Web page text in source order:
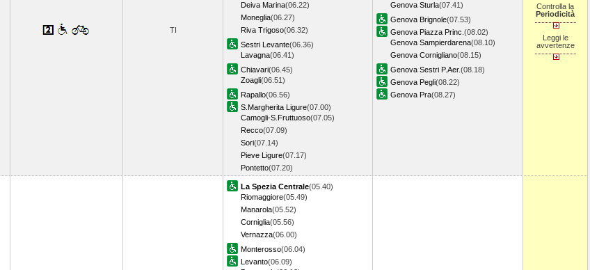
TI
Deiva Marina(06.22)
Moneglia(06.27)
Riva Trigoso(06.32)
Sestri Levante(06.36)
Lavagna(06.41)
Chiavari(06.45)
Zoagli(06.51)
Rapallo(06.56)
S.Margherita Ligure(07.00)
Camogli-S.Fruttuoso(07.05)
Recco(07.09)
Sori(07.14)
Pieve Ligure(07.17)
Pontetto(07.20)
Genova Sturla(07.41)
Genova Brignole(07.53)
Genova Piazza Princ. (08.02)
Genova Sampierdarena(08.10)
Genova Cornigliano(08.15)
Genova Sestri P.Aer.(08.18)
Genova Pegli(08.22)
Genova Pra(08.27)
Controlla la
Periodicità
Leggi le
avvertenze
La Spezia Centrale(05.40)
Riomaggiore(05.49)
Manarola(05.52)
Corniglia(05.56)
Vernazza(06.00)
Monterosso(06.04)
Levanto(06.09)